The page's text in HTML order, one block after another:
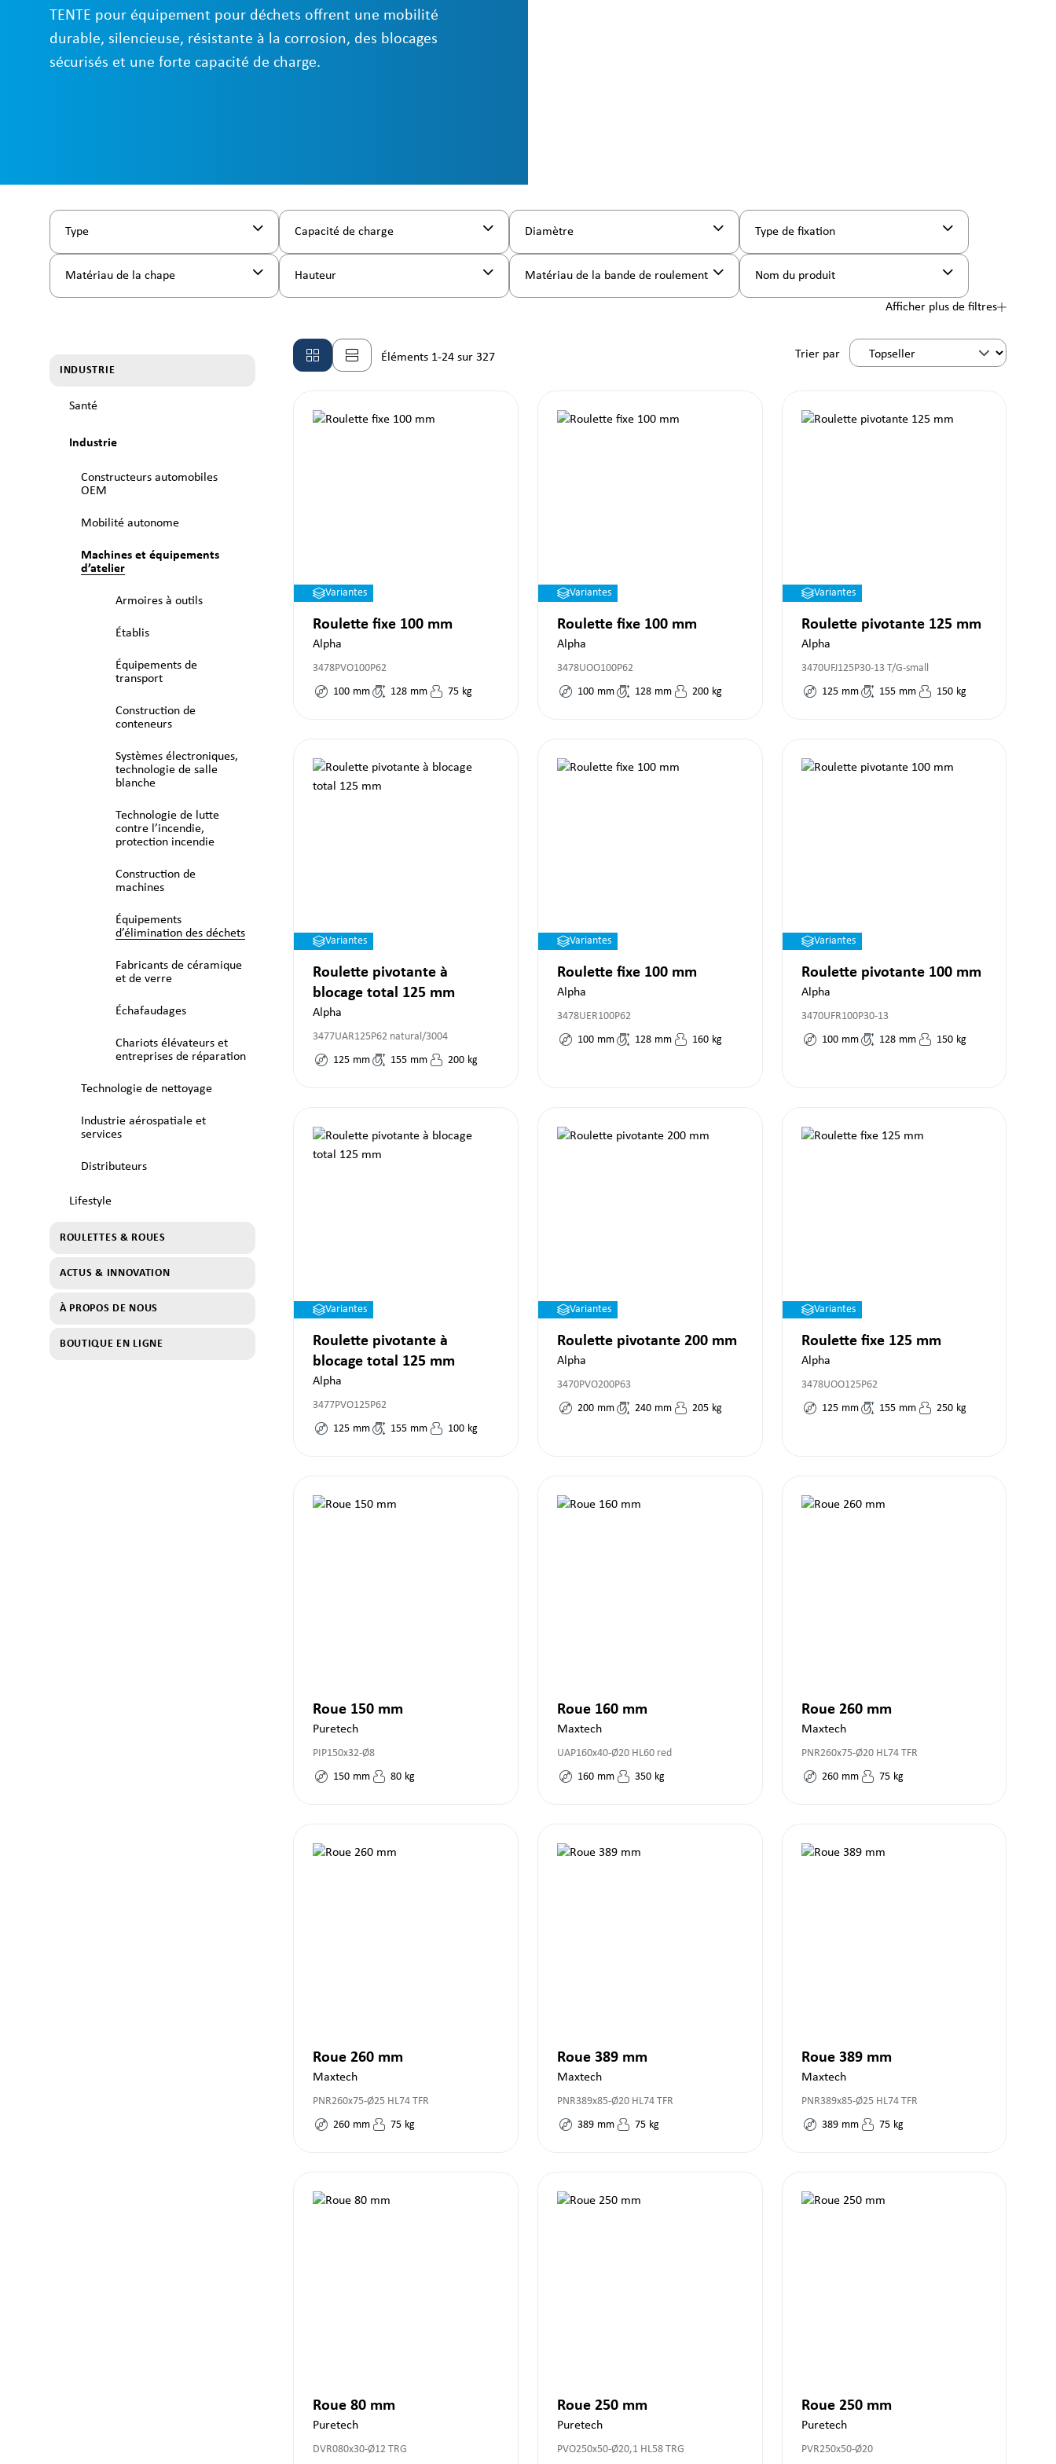
TENTE pour équipement pour déchets offrent une mobilité
durable, silencieuse, résistante à la corrosion, des blocages
sécurisés et une forte capacité de charge.
Type Capacité de charge Diamètre Type de fixation
Matériau de la chape Hauteur Matériau de la bande de roulement Nom du produit
Afficher plus de filtres
INDUSTRIE
Santé
Industrie
Constructeurs automobiles
OEM
Mobilité autonome
Machines et équipements
d’atelier
Armoires à outils
Établis
Équipements de
transport
Construction de
conteneurs
Systèmes électroniques,
technologie de salle
blanche
Technologie de lutte
contre l’incendie,
protection incendie
Construction de
machines
Équipements
d’élimination des déchets
Fabricants de céramique
et de verre
Échafaudages
Chariots élévateurs et
entreprises de réparation
Technologie de nettoyage
Industrie aérospatiale et
services
Distributeurs
Lifestyle
ROULETTES & ROUES
ACTUS & INNOVATION
À PROPOS DE NOUS
BOUTIQUE EN LIGNE
Éléments 1-24 sur 327 Trier par
Variantes
Roulette fixe 100 mm
Alpha
3478PVO100P62
100 mm 128 mm 75 kg
Variantes
Roulette fixe 100 mm
Alpha
3478UOO100P62
100 mm 128 mm 200 kg
Variantes
Roulette pivotante 125 mm
Alpha
3470UFJ125P30-13 T/G-small
125 mm 155 mm 150 kg
Variantes
Roulette pivotante à
blocage total 125 mm
Alpha
3477UAR125P62 natural/3004
125 mm 155 mm 200 kg
Variantes
Roulette fixe 100 mm
Alpha
3478UER100P62
100 mm 128 mm 160 kg
Variantes
Roulette pivotante 100 mm
Alpha
3470UFR100P30-13
100 mm 128 mm 150 kg
Variantes
Roulette pivotante à
blocage total 125 mm
Alpha
3477PVO125P62
125 mm 155 mm 100 kg
Variantes
Roulette pivotante 200 mm
Alpha
3470PVO200P63
200 mm 240 mm 205 kg
Variantes
Roulette fixe 125 mm
Alpha
3478UOO125P62
125 mm 155 mm 250 kg
Roue 150 mm
Puretech
PIP150x32-Ø8
150 mm 80 kg
Roue 160 mm
Maxtech
UAP160x40-Ø20 HL60 red
160 mm 350 kg
Roue 260 mm
Maxtech
PNR260x75-Ø20 HL74 TFR
260 mm 75 kg
Roue 260 mm
Maxtech
PNR260x75-Ø25 HL74 TFR
260 mm 75 kg
Roue 389 mm
Maxtech
PNR389x85-Ø20 HL74 TFR
389 mm 75 kg
Roue 389 mm
Maxtech
PNR389x85-Ø25 HL74 TFR
389 mm 75 kg
Roue 80 mm
Puretech
DVR080x30-Ø12 TRG
Roue 250 mm
Puretech
PVO250x50-Ø20,1 HL58 TRG
Roue 250 mm
Puretech
PVR250x50-Ø20